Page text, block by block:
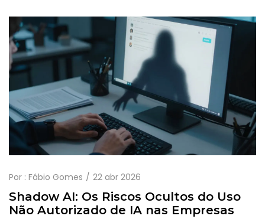
Por : Fábio Gomes 22 abr 2026
Shadow AI: Os Riscos Ocultos do Uso
Não Autorizado de IA nas Empresas